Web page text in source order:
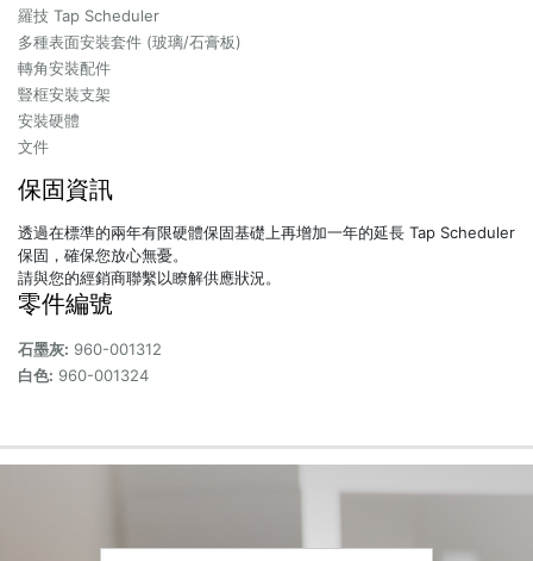
羅技 Tap Scheduler
多種表面安裝套件 (玻璃/石膏板)
轉角安裝配件
豎框安裝支架
安裝硬體
文件
保固資訊
透過在標準的兩年有限硬體保固基礎上再增加一年的延長 Tap Scheduler
保固，確保您放心無憂。
請與您的經銷商聯繫以瞭解供應狀況。
零件編號
石墨灰: 960-001312
白色: 960-001324